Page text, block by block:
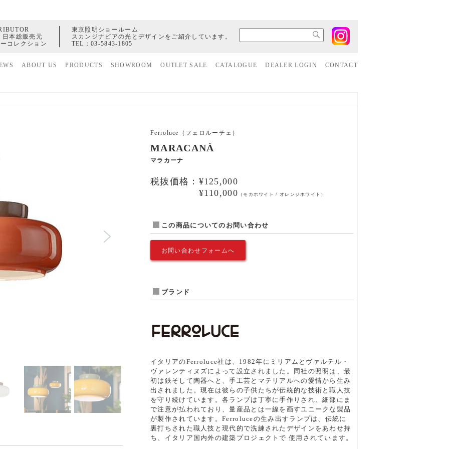
日本総販売元
コレクション
東京照明ショールーム
スカンジナビアの光とデザインをご紹介しています。
TEL：03-5843-1805
ABOUT US PRODUCTS SHOWROOM OUTLET SALE CATALOGUE DEALER LOGIN CONTACT
Ferroluce（フェロルーチェ）
MARACANÀ
マラカーナ
税抜価格：¥125,000
¥110,000 （モカホワイト / オレンジホワイト）
この商品についてのお問い合わせ
お問い合わせフォームへ
ブランド
イタリアのFerroluce社は、1982年にミリアムとヴァルテル・
ヴァレンティヌズによって設立されました。同社の照明は、最
初は鉄そして陶器へと、手工芸とマテリアルへの愛情から生み
出されました。現在は彼らの子供たちが伝統的な技術と職人技
を守り続けています。各ランプは丁寧に手作りされ、細部にま
で注意が払われており、量産品とは一線を画すユニークな製品
が製作されています。Ferroluceの生み出すランプは、伝統に
裏打ちされた職人技と現代的で洗練されたデザインをあわせ持
ち、イタリア国内外の建築プロジェクトで 使用されています。